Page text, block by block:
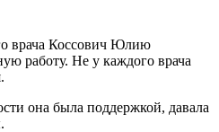
врача Коссович Юлию
работу. Не у каждого врача
она была поддержкой, давала